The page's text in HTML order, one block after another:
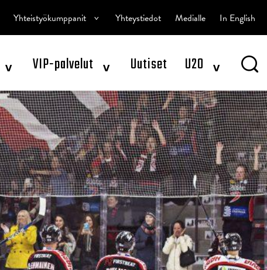
^ VIP-palvelut ^ Uutiset U20 ^
Yhteistyökumppanit ^ Yhteystiedot Medialle In English